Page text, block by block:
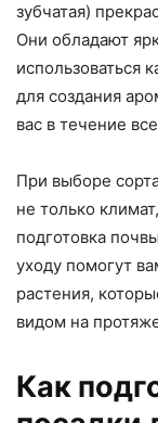
зубчатая)
Они обладают
использоваться
для создания
вас в течение
При выборе
не только
подготовка
уходу помогут
растения,
видом на
Как